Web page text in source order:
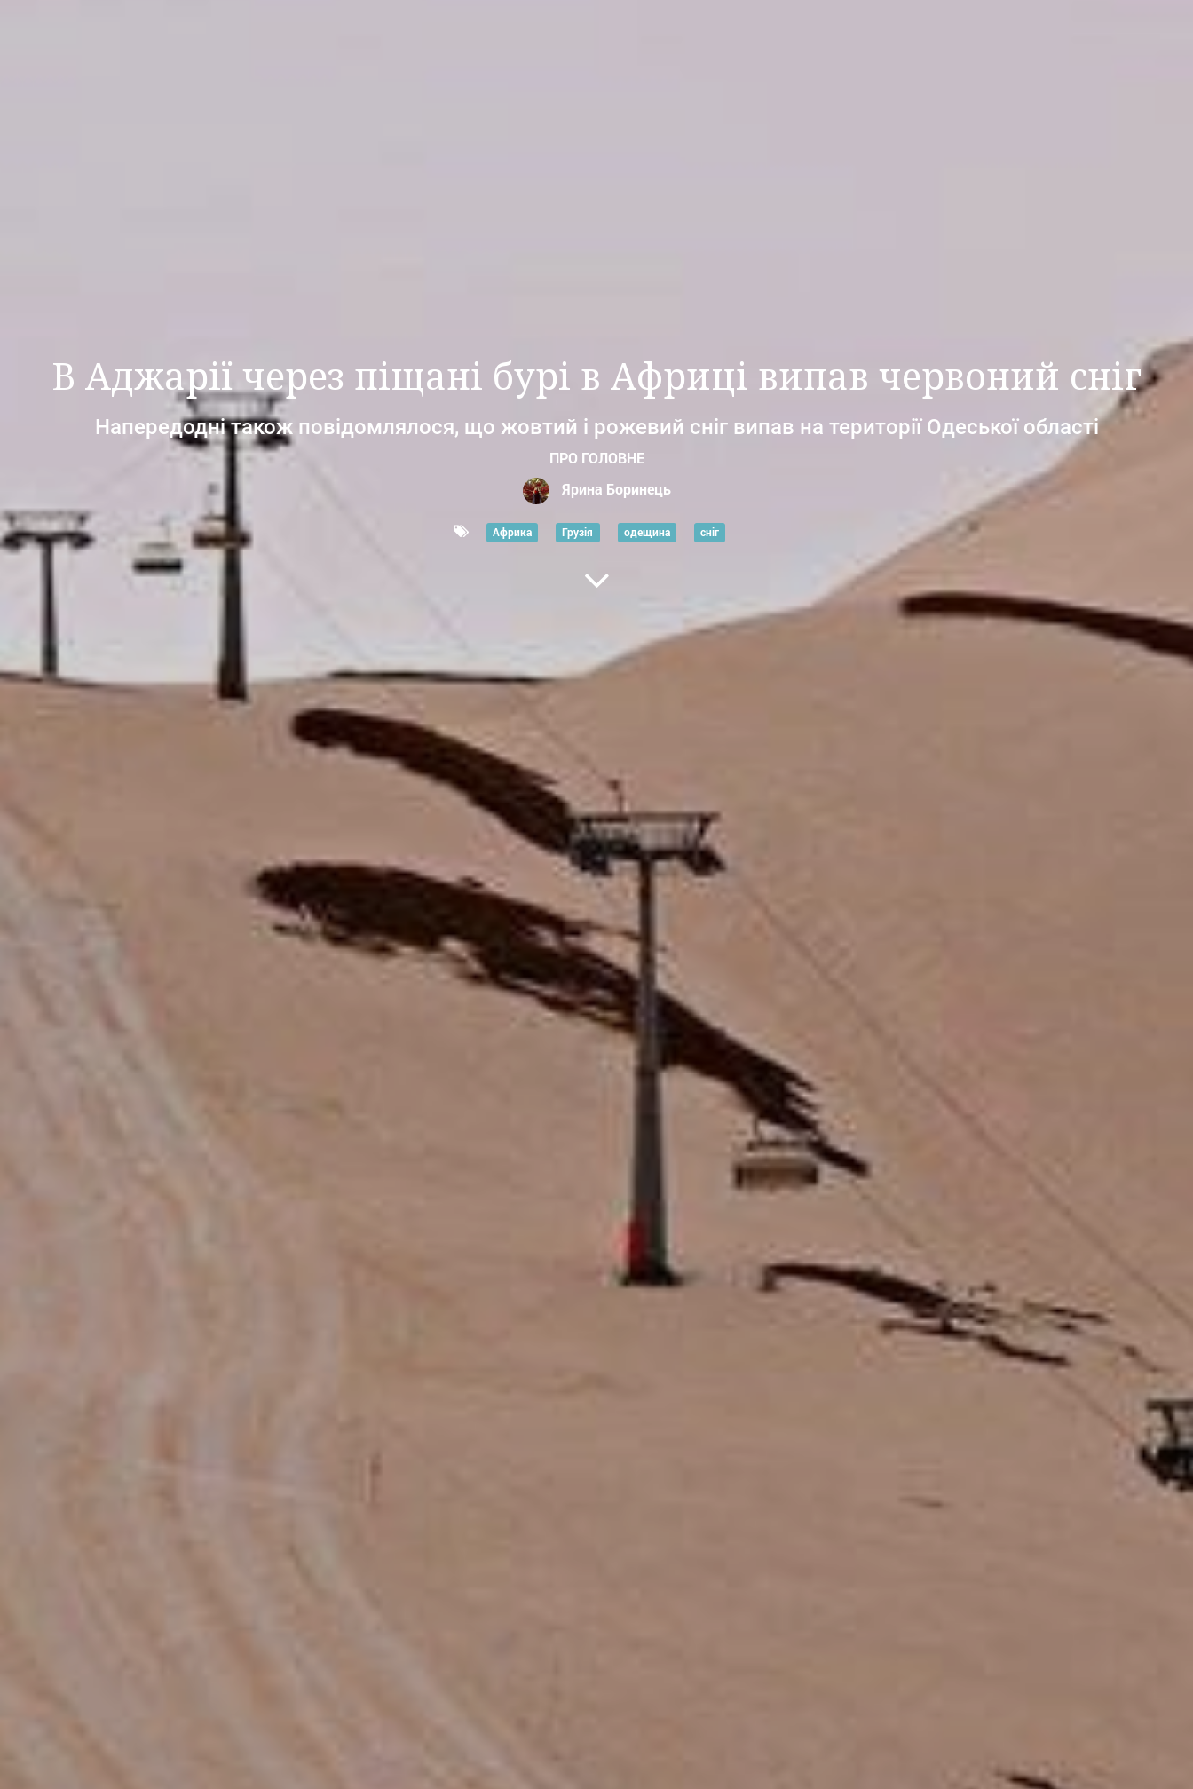
В Аджарії через піщані бурі в Африці випав червоний сніг
Напередодні також повідомлялося, що жовтий і рожевий сніг випав на території Одеської області
ПРО ГОЛОВНЕ
Ярина Боринець
Африка Грузія одещина сніг